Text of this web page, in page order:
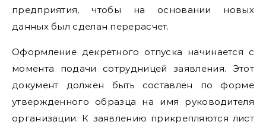
предприятия, чтобы на основании новых
данных был сделан перерасчет.
Оформление декретного отпуска начинается с
момента подачи сотрудницей заявления. Этот
документ должен быть составлен по форме
утвержденного образца на имя руководителя
организации. К заявлению прикрепляются лист